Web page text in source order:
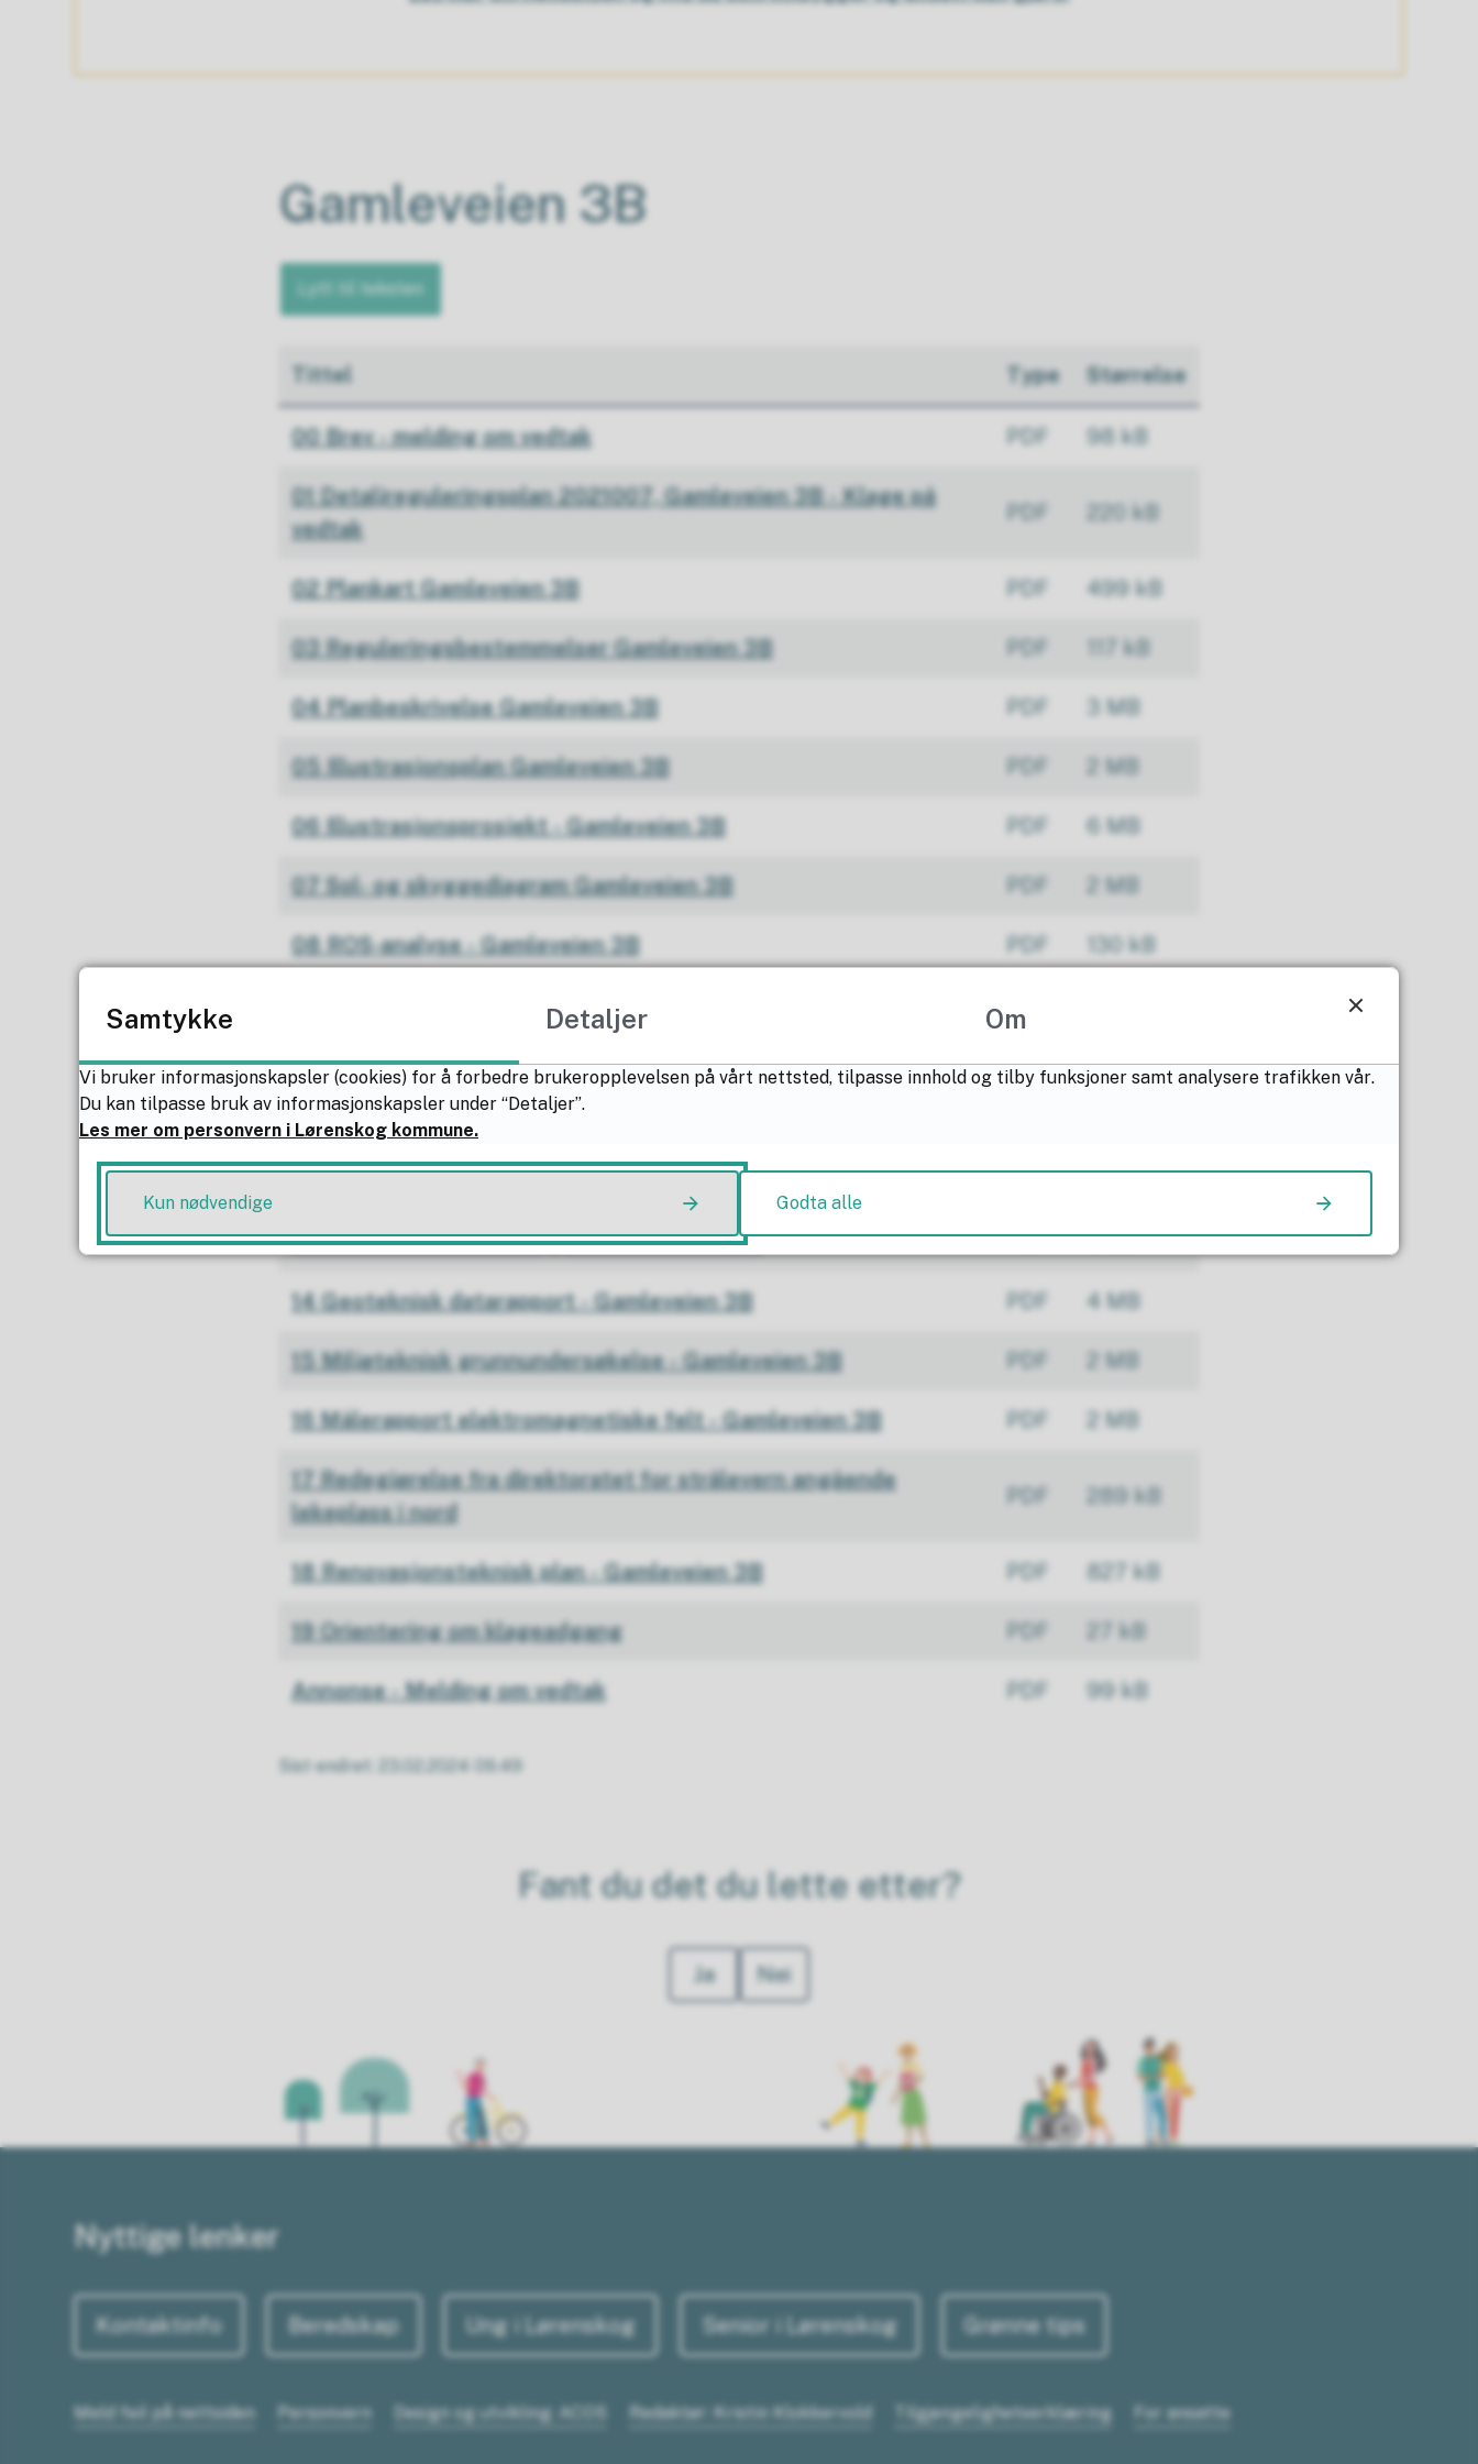
Gamleveien 3B
Lytt til teksten
Tittel Type Størrelse
00 Brev - melding om vedtak PDF 98 kB
01 Detaljreguleringsplan 2021007, Gamleveien 3B - Klage på
vedtak
PDF 220 kB
02 Plankart Gamleveien 3B PDF 499 kB
03 Reguleringsbestemmelser Gamleveien 3B PDF 117 kB
04 Planbeskrivelse Gamleveien 3B PDF 3 MB
05 Illustrasjonsplan Gamleveien 3B PDF 2 MB
06 Illustrasjonsprosjekt - Gamleveien 3B PDF 6 MB
07 Sol- og skyggediagram Gamleveien 3B PDF 2 MB
08 ROS-analyse - Gamleveien 3B PDF 130 kB
09 Støyrapport - Gamleveien 3B
10 Overvannsnotat - Gamleveien 3B PDF 2 MB
11 VA-rammeplan - Gamleveien 3B
13 Geotekniske vurderinger - Gamleveien 3B PDF 2 MB
14 Geoteknisk datarapport - Gamleveien 3B PDF 4 MB
15 Miljøteknisk grunnundersøkelse - Gamleveien 3B PDF 2 MB
16 Målerapport elektromagnetiske felt - Gamleveien 3B PDF 2 MB
17 Redegjørelse fra direktoratet for strålevern angående
lekeplass i nord
PDF 289 kB
18 Renovasjonsteknisk plan - Gamleveien 3B PDF 827 kB
19 Orientering om klageadgang PDF 27 kB
Annonse - Melding om vedtak PDF 99 kB
Sist endret 23.02.2024 09.49
Fant du det du lette etter?
Ja Nei
Nyttige lenker
Kontaktinfo Beredskap Ung i Lørenskog Senior i Lørenskog Grønne tips
Meld feil på nettsiden Personvern Design og utvikling: ACOS Redaktør: Kristin Klokkervold Tilgjengelighetserklæring For ansatte
Samtykke Detaljer Om
Vi bruker informasjonskapsler (cookies) for å forbedre brukeropplevelsen på vårt nettsted, tilpasse innhold og tilby funksjoner samt analysere trafikken vår.
Du kan tilpasse bruk av informasjonskapsler under “Detaljer”.
Les mer om personvern i Lørenskog kommune.
Kun nødvendige Godta alle